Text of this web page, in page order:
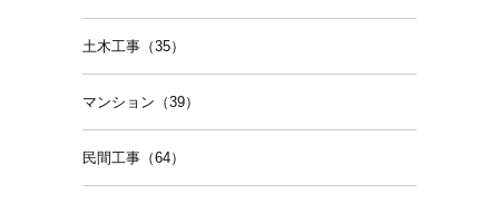
土木工事（35）
マンション（39）
民間工事（64）